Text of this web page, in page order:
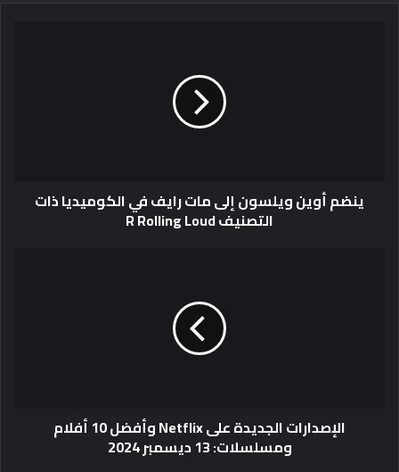
ينضم أوين ويلسون إلى مات رايف في الكوميديا ​​ذات
التصنيف R Rolling Loud
الإصدارات الجديدة على Netflix وأفضل 10 أفلام
ومسلسلات: 13 ديسمبر 2024